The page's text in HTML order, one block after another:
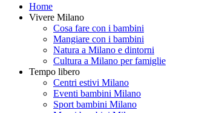
Home
Vivere Milano
Cosa fare con i bambini
Mangiare con i bambini
Natura a Milano e dintorni
Cultura a Milano per famiglie
Tempo libero
Centri estivi Milano
Eventi bambini Milano
Sport bambini Milano